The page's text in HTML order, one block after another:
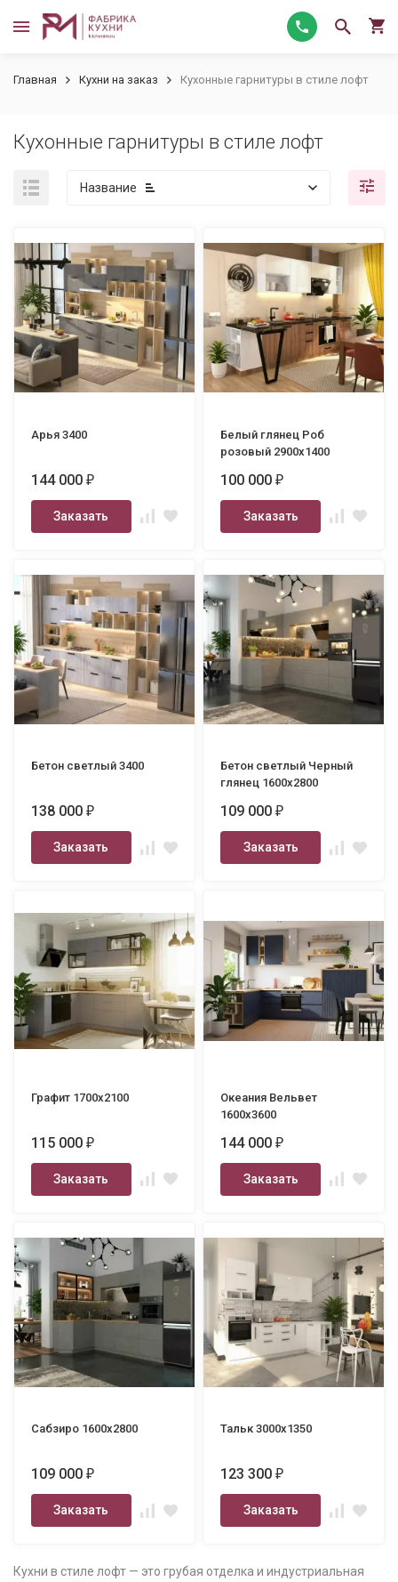
Главная Кухни на заказ Кухонные гарнитуры в стиле лофт
Кухонные гарнитуры в стиле лофт
Название
Арья 3400
144 000₽
Заказать
Белый глянец Роб
розовый 2900х1400
100 000₽
Заказать
Бетон светлый 3400
138 000₽
Заказать
Бетон светлый Черный
глянец 1600х2800
109 000₽
Заказать
Графит 1700х2100
115 000₽
Заказать
Океания Вельвет
1600х3600
144 000₽
Заказать
Сабзиро 1600х2800
109 000₽
Заказать
Тальк 3000х1350
123 300₽
Заказать
Кухни в стиле лофт — это грубая отделка и индустриальная